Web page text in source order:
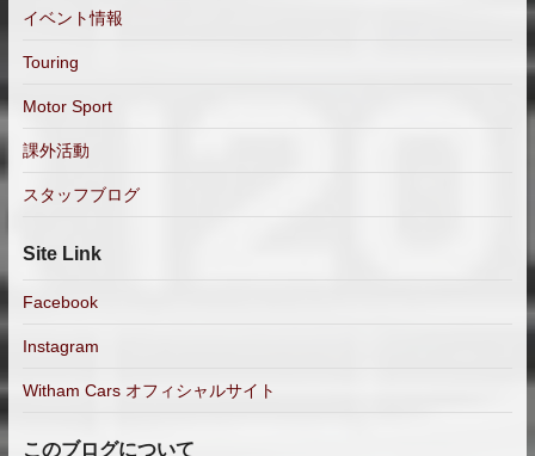
イベント情報
Touring
Motor Sport
課外活動
スタッフブログ
Site Link
Facebook
Instagram
Witham Cars オフィシャルサイト
このブログについて